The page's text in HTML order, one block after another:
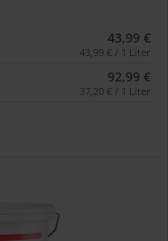
43,99 €
43,99 € / 1 Liter
92,99 €
37,20 € / 1 Liter